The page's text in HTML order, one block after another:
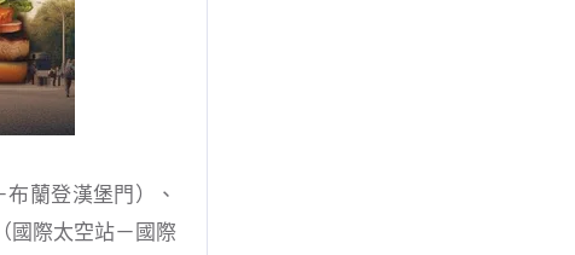
蘭登漢堡門）、
國際太空站－國際